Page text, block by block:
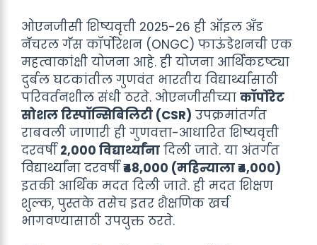
ओएनजीसी शिष्यवृत्ती 2025-26 ही ऑइल अँड
नॅचरल गॅस कॉर्पोरेशन (ONGC) फाऊंडेशनची एक
महत्वाकांक्षी योजना आहे. ही योजना आर्थिकदृष्ट्या
दुर्बल घटकांतील गुणवंत भारतीय विद्यार्थ्यांसाठी
परिवर्तनशील संधी ठरते. ओएनजीसीच्या कॉर्पोरेट
सोशल रिस्पॉन्सिबिलिटी (CSR) उपक्रमांतर्गत
राबवली जाणारी ही गुणवत्ता-आधारित शिष्यवृत्ती
दरवर्षी 2,000 विद्यार्थ्यांना दिली जाते. या अंतर्गत
विद्यार्थ्यांना दरवर्षी₹48,000 (महिन्याला ₹4,000)
इतकी आर्थिक मदत दिली जाते. ही मदत शिक्षण
शुल्क, पुस्तके तसेच इतर शैक्षणिक खर्च
भागवण्यासाठी उपयुक्त ठरते.